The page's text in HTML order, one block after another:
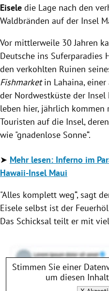
Eisele die Lage nach den
Waldbränden auf der Insel
Vor mittlerweile 30 Jahren
Deutsche ins Suferparadies
den verkohlten Ruinen
Fishmarketin Lahaina,
der Nordwestküste der Insel
leben hier, jährlich
Touristen auf die Insel,
wie "gnadenlose Sonne“.
➤ Mehr lesen: Inferno im
Hawaii-Insel Maui
"Alles komplett weg“, sagt
Eisele selbst ist der
Das Schicksal teilt er mit
Stimmen Sie einer
um diesen